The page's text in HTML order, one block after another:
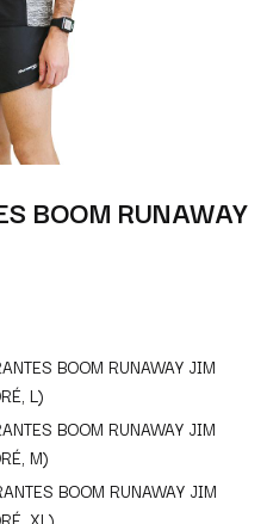
BOOM RUNAWAY
BOOM RUNAWAY JIM
L)
BOOM RUNAWAY JIM
M)
BOOM RUNAWAY JIM